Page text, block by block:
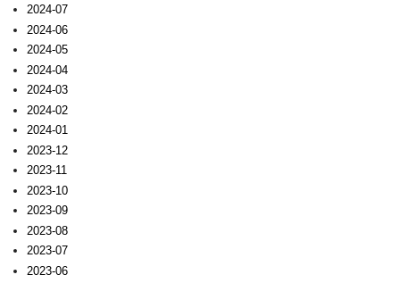
2024-07
2024-06
2024-05
2024-04
2024-03
2024-02
2024-01
2023-12
2023-11
2023-10
2023-09
2023-08
2023-07
2023-06